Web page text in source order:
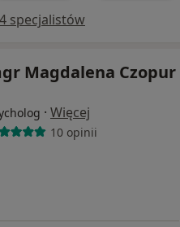
specjalistów
Magdalena Czopur
· Więcej
10 opinii